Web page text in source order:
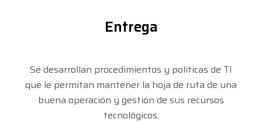
Entrega
Se desarrollan procedimientos y políticas de TI
que le permitan mantener la hoja de ruta de una
buena operación y gestión de sus recursos
tecnológicos.